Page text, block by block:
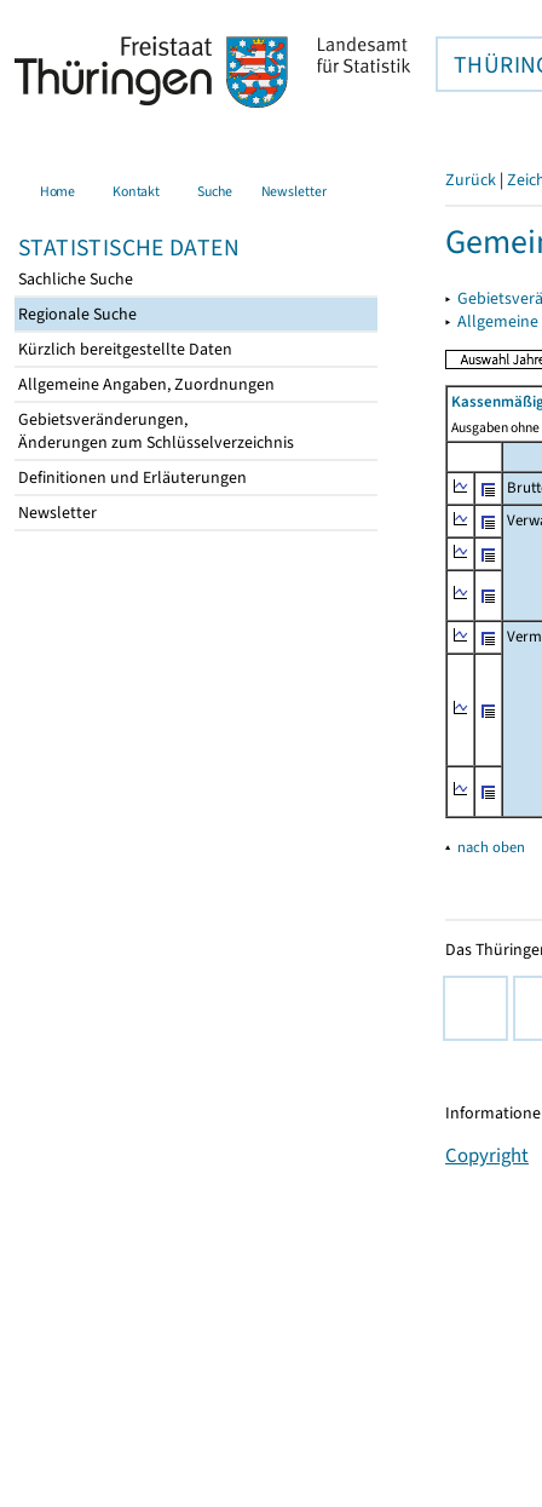
Home Kontakt Suche Newsletter
STATISTISCHE DATEN
Sachliche Suche
Regionale Suche
Kürzlich bereitgestellte Daten
Allgemeine Angaben, Zuordnungen
Gebietsveränderungen,
Änderungen zum Schlüsselverzeichnis
Definitionen und Erläuterungen
Newsletter
Zurück |
▸
▸
Ausgaben
▴ nach oben
Das
Copyright